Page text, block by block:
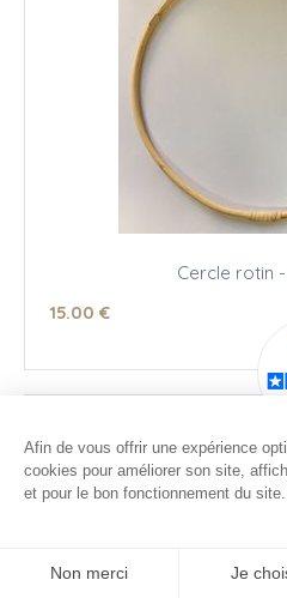
Cercle rotin
15.00 €
Afin de vous offrir une expérience
cookies pour améliorer son site,
et pour le bon fonctionnement du site.
Non merci Je